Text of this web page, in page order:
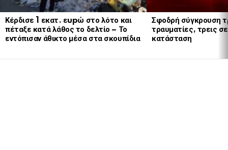
Κέρδισε 1 εκατ. εupώ στο λότο και
πέταξε κατά λάθος το δελτίο – Το
εντόπισαν άθικτο μέσα στα σκουπίδια
Σφοδρή σύγκρουση
τραυματίες, τρεις
κατάσταση